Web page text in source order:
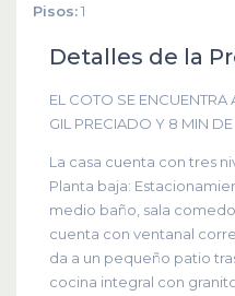
Pisos:1
Detalles de la
EL COTO SE
GIL PRECIADO Y 8 MIN
La casa cuenta con tres
Planta baja:
medio baño, sala
cuenta con ventanal
da a un pequeño patio
cocina integral con